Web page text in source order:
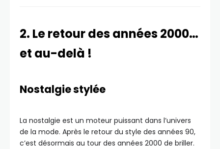
2. Le retour des années 2000…
et au-delà !
Nostalgie stylée
La nostalgie est un moteur puissant dans l’univers
de la mode. Après le retour du style des années 90,
c’est désormais au tour des années 2000 de briller.